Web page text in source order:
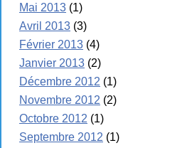
Mai 2013 (1)
Avril 2013 (3)
Février 2013 (4)
Janvier 2013 (2)
Décembre 2012 (1)
Novembre 2012 (2)
Octobre 2012 (1)
Septembre 2012 (1)